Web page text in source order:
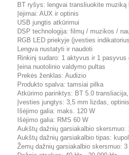
BT ryšys: lengvai transliuokite muziką
Įėjimai: AUX ir optinis
USB jungtis atkūrimui
DSP technologija: filmų / muzikos /
RGB LED priekyje (įvesties
Lengva nustatyti ir naudoti
Rinkinį sudaro: 1 aktyvus ir 1 pasyvus
Įeina nuotolinio valdymo pultas
Prekės ženklas: Audizio
Produkto spalva: tamsiai pilka
Atkūrimo parinktys: BT 5.0
Įvesties jungtys: 3,5 mm lizdas, optinis
Išėjimo galia: maks. 120 W
Išėjimo galia: RMS 60 W
Aukštų dažnių garsiakalbio skersmuo:
Aukštų dažnių garsiakalbio tipas:
Žemų dažnių garsiakalbio skersmuo: 3